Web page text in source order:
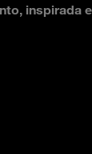
inspirada